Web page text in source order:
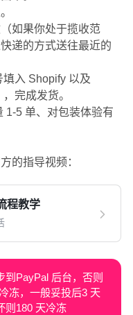
如果你处于揽收范
递的方式送往最近的
入 Shopify 以及
完成发货。
1-5 单、对包装体验有
的指导视频：
程教学
PayPal 后台，否则
冻，一般妥投后3 天
则180 天冷冻